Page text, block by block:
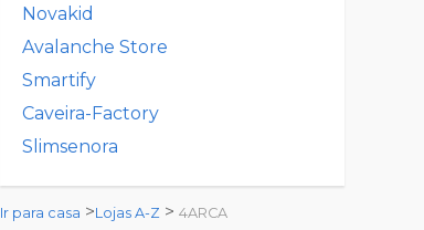
Novakid
Avalanche Store
Smartify
Caveira-Factory
Slimsenora
Ir para casa >Lojas A-Z > 4ARCA